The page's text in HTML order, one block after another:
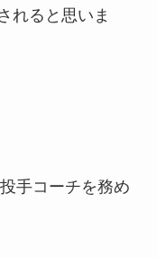
れると思いま
手コーチを務め